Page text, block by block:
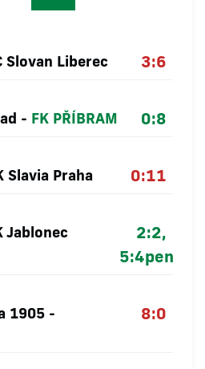
Slovan Liberec 3:6
- FK PŘÍBRAM 0:8
Slavia Praha 0:11
Jablonec
2:2,
5:4pen
1905 -
8:0